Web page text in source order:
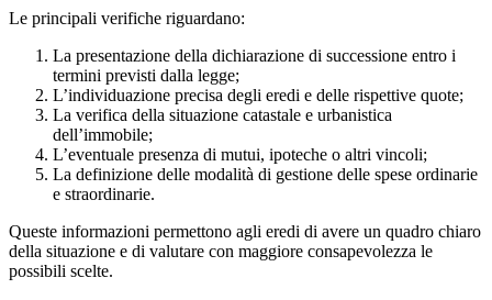
Le principali verifiche riguardano:
La presentazione della dichiarazione di successione entro i
termini previsti dalla legge;
L’individuazione precisa degli eredi e delle rispettive quote;
La verifica della situazione catastale e urbanistica
dell’immobile;
L’eventuale presenza di mutui, ipoteche o altri vincoli;
La definizione delle modalità di gestione delle spese ordinarie
e straordinarie.
Queste informazioni permettono agli eredi di avere un quadro chiaro
della situazione e di valutare con maggiore consapevolezza le
possibili scelte.